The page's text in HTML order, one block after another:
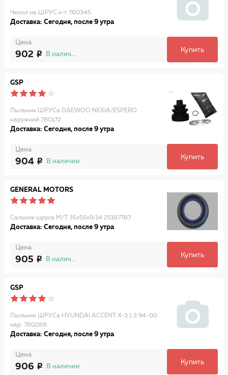
Чехол на ШРУС к-т 780345
Доставка: Сегодня, после 9 утра
Цена
902 В наличии
Купить
GSP
Пыльник ШРУСа DAEWOO NEXIA/ESPERO
наружний 780172
Доставка: Сегодня, после 9 утра
Цена
904 В наличии
Купить
GENERAL MOTORS
Сальник шруса М/Т 35х55х9/14 25187787
Доставка: Сегодня, после 9 утра
Цена
905 В наличии
Купить
GSP
Пыльник ШРУСа HYUNDAI ACCENT X-3 1.3 94-00
нар. 780288
Доставка: Сегодня, после 9 утра
Цена
906 В наличии
Купить